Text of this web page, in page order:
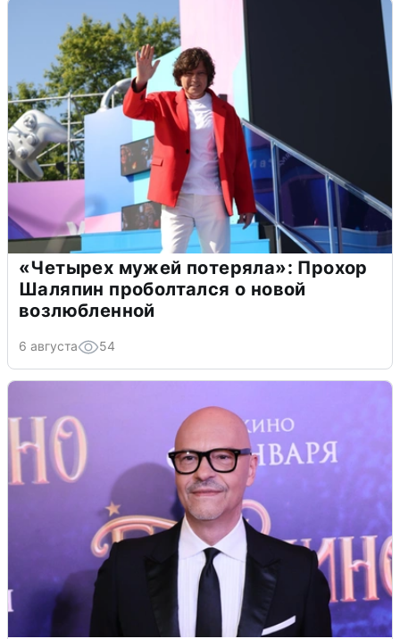
«Четырех мужей потеряла»: Прохор
Шаляпин проболтался о новой
возлюбленной
6 августа 54